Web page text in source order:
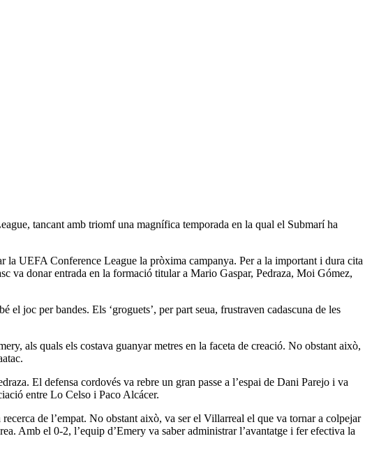
tancant amb triomf una magnífica temporada en la qual el Submarí ha
UEFA Conference League la pròxima campanya. Per a la important i dura cita
va donar entrada en la formació titular a Mario Gaspar, Pedraza, Moi Gómez,
joc per bandes. Els ‘groguets’, per part seua, frustraven cadascuna de les
als quals els costava guanyar metres en la faceta de creació. No obstant això,
El defensa cordovés va rebre un gran passe a l’espai de Dani Parejo i va
entre Lo Celso i Paco Alcácer.
de l’empat. No obstant això, va ser el Villarreal el que va tornar a colpejar
Amb el 0-2, l’equip d’Emery va saber administrar l’avantatge i fer efectiva la